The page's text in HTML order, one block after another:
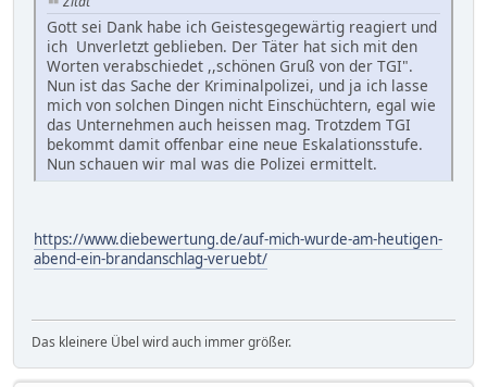
Gott sei Dank habe ich Geistesgegewärtig reagiert und
ich Unverletzt geblieben. Der Täter hat sich mit den
Worten verabschiedet ,,schönen Gruß von der TGI".
Nun ist das Sache der Kriminalpolizei, und ja ich lasse
mich von solchen Dingen nicht Einschüchtern, egal wie
das Unternehmen auch heissen mag. Trotzdem TGI
bekommt damit offenbar eine neue Eskalationsstufe.
Nun schauen wir mal was die Polizei ermittelt.
https://www.diebewertung.de/auf-mich-wurde-am-heutigen-
abend-ein-brandanschlag-veruebt/
Das kleinere Übel wird auch immer größer.